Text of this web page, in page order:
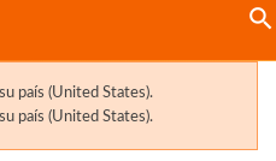
país (United States).
país (United States).